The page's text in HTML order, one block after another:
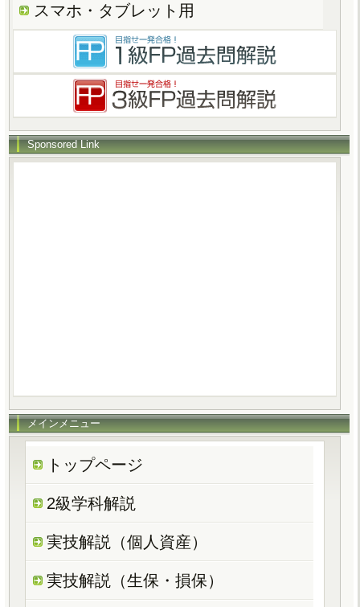
スマホ・タブレット用
Sponsored Link
メインメニュー
トップページ
2級学科解説
実技解説（個人資産）
実技解説（生保・損保）